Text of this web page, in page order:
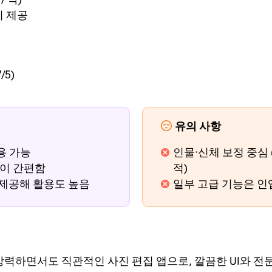
제공
가능
간편함
공해 활용도 높음
유의 사항
인물·신체 보정 중
적)
일부 고급 기능은 인
력하면서도 직관적인 사진 편집 앱으로, 깔끔한 UI와 전